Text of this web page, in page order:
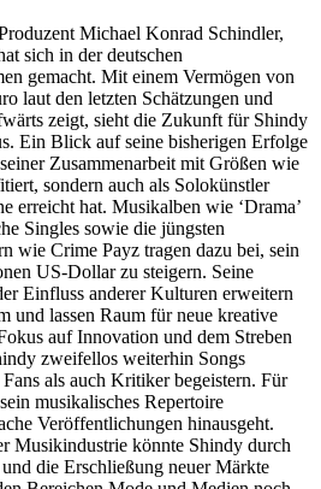
Michael Konrad Schindler,
sich in der deutschen
gemacht. Mit einem Vermögen von
laut den letzten Schätzungen und
zeigt, sieht die Zukunft für Shindy
Ein Blick auf seine bisherigen Erfolge
Zusammenarbeit mit Größen wie
sondern auch als Solokünstler
erreicht hat. Musikalben wie ‘Drama’
Singles sowie die jüngsten
wie Crime Payz tragen dazu bei, sein
US-Dollar zu steigern. Seine
Einfluss anderer Kulturen erweitern
und lassen Raum für neue kreative
auf Innovation und dem Streben
zweifellos weiterhin Songs
als auch Kritiker begeistern. Für
musikalisches Repertoire
Veröffentlichungen hinausgeht.
Musikindustrie könnte Shindy durch
die Erschließung neuer Märkte